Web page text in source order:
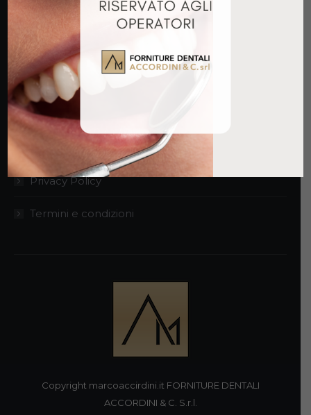
GDPR Fornitori
GDPR Sito Web
Privacy Policy
Termini e condizioni
Copyright marcoaccirdini.it FORNITURE DENTALI
ACCORDINI & C. S.r.l.